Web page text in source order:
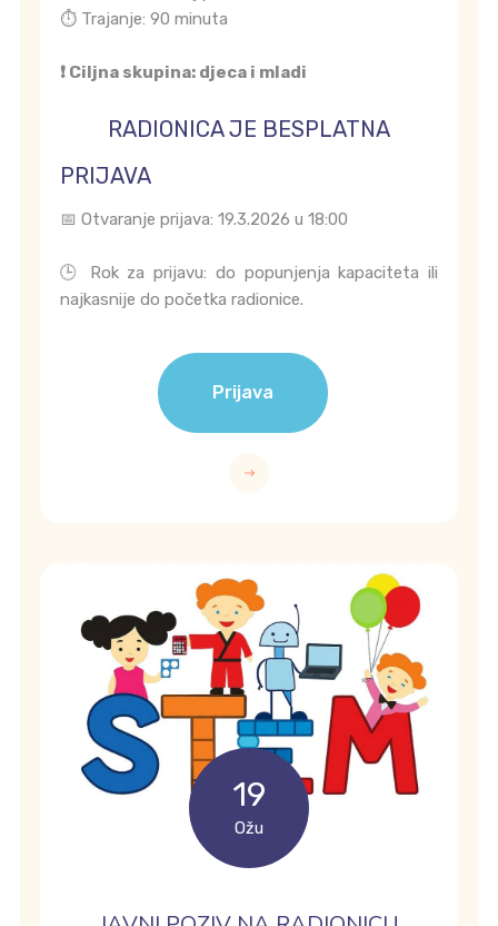
⏱️ Trajanje: 90 minuta
❗ Ciljna skupina: djeca i mladi
RADIONICA JE BESPLATNA
PRIJAVA
📅 Otvaranje prijava: 19.3.2026 u 18:00
🕒 Rok za prijavu: do popunjenja kapaciteta ili
najkasnije do početka radionice.
Prijava
19
Ožu